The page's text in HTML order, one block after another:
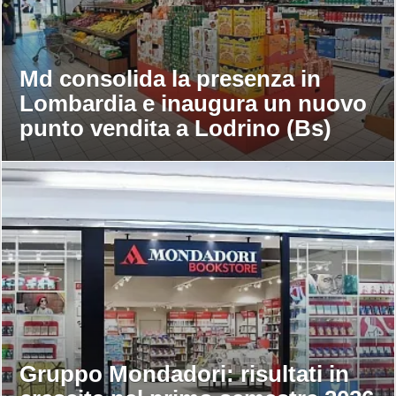
Md consolida la presenza in
Lombardia e inaugura un nuovo
punto vendita a Lodrino (Bs)
Gruppo Mondadori: risultati in